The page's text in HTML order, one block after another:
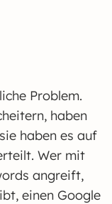
Problem.
haben
haben es auf
Wer mit
angreift,
einen Google